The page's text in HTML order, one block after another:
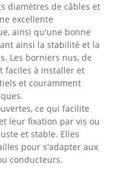
diamètres de câbles et
excellente
ainsi qu'une bonne
ainsi la stabilité et la
Les borniers nus, de
faciles à installer et
et couramment
ce qui facilite
leur fixation par vis ou
et stable. Elles
pour s'adapter aux
conducteurs.